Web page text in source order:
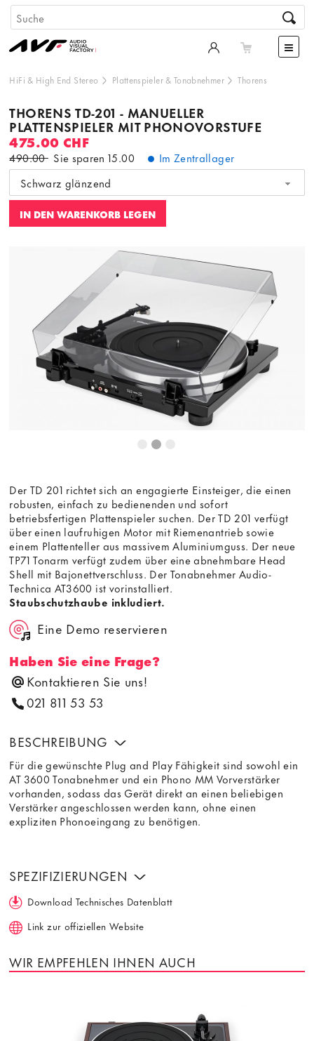
HiFi & High End Stereo Plattenspieler & Tonabnehmer Thorens
THORENS TD-201 - MANUELLER
PLATTENSPIELER MIT PHONOVORSTUFE
475.00 CHF
490.00 Sie sparen15.00
Im Zentrallager
Schwarz glänzend
IN DEN WARENKORB LEGEN
Der TD 201 richtet sich an engagierte Einsteiger, die einen
robusten, einfach zu bedienenden und sofort
betriebsfertigen Plattenspieler suchen. Der TD 201 verfügt
über einen laufruhigen Motor mit Riemenantrieb sowie
einem Plattenteller aus massivem Aluminiumguss. Der neue
TP71 Tonarm verfügt zudem über eine abnehmbare Head
Shell mit Bajonettverschluss. Der Tonabnehmer Audio-
Technica AT3600 ist vorinstalliert.
Staubschutzhaube inkludiert.
Eine Demo reservieren
Haben Sie eine Frage?
Kontaktieren Sie uns!
021 811 53 53
BESCHREIBUNG
Für die gewünschte Plug and Play Fähigkeit sind sowohl ein
AT 3600 Tonabnehmer und ein Phono MM Vorverstärker
vorhanden, sodass das Gerät direkt an einen beliebigen
Verstärker angeschlossen werden kann, ohne einen
expliziten Phonoeingang zu benötigen.
SPEZIFIZIERUNGEN
Download Technisches Datenblatt
Link zur offiziellen Website
WIR EMPFEHLEN IHNEN AUCH